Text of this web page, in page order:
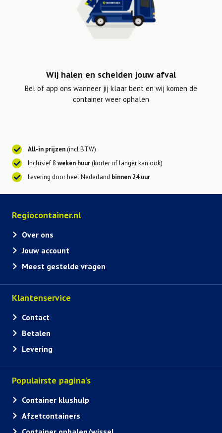
Wij halen en scheiden jouw afval
Bel of app ons wanneer jij klaar bent en wij komen de
container weer ophalen
All-in prijzen(incl BTW)
Inclusief 8 weken huur(korter of langer kan ook)
Levering door heel Nederland binnen 24 uur
Regiocontainer.nl
Over ons
Jouw account
Meest gestelde vragen
Klantenservice
Contact
Betalen
Levering
Populairste pagina's
Container klushulp
Afzetcontainers